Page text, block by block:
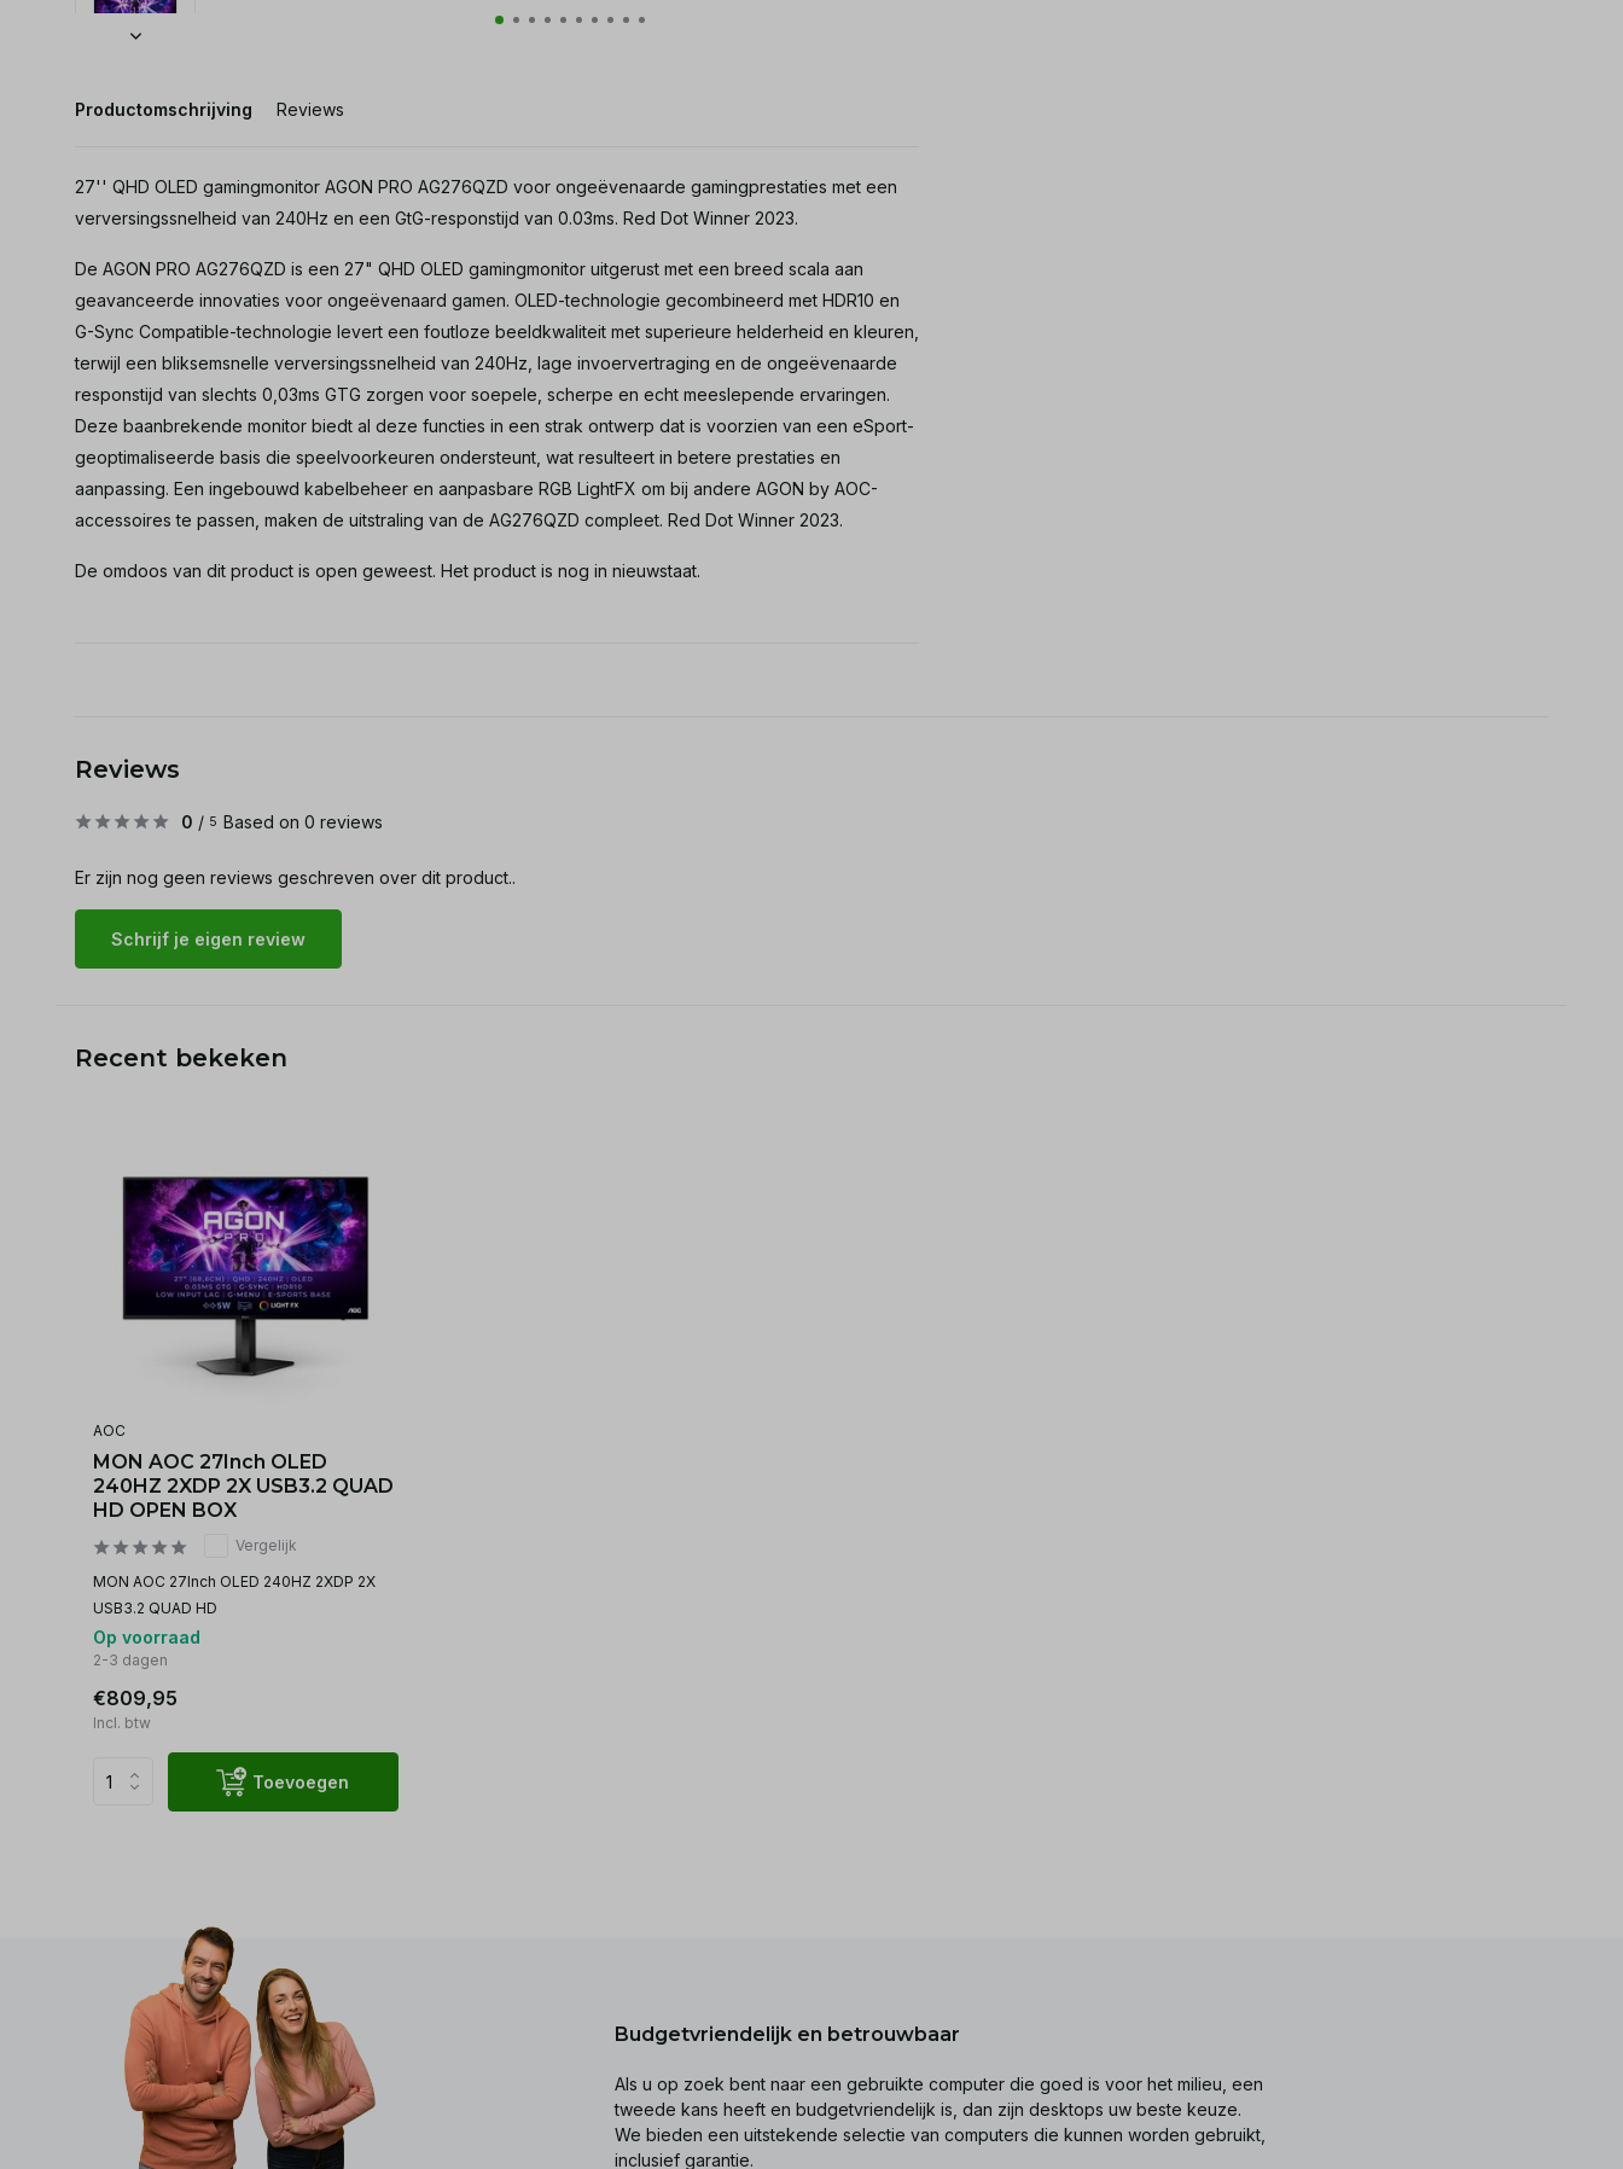
Productomschrijving Reviews
27'' QHD OLED gamingmonitor AGON PRO AG276QZD voor ongeëvenaarde gamingprestaties met een
verversingssnelheid van 240Hz en een GtG-responstijd van 0.03ms. Red Dot Winner 2023.
De AGON PRO AG276QZD is een 27" QHD OLED gamingmonitor uitgerust met een breed scala aan
geavanceerde innovaties voor ongeëvenaard gamen. OLED-technologie gecombineerd met HDR10 en
G-Sync Compatible-technologie levert een foutloze beeldkwaliteit met superieure helderheid en kleuren,
terwijl een bliksemsnelle verversingssnelheid van 240Hz, lage invoervertraging en de ongeëvenaarde
responstijd van slechts 0,03ms GTG zorgen voor soepele, scherpe en echt meeslepende ervaringen.
Deze baanbrekende monitor biedt al deze functies in een strak ontwerp dat is voorzien van een eSport-
geoptimaliseerde basis die speelvoorkeuren ondersteunt, wat resulteert in betere prestaties en
aanpassing. Een ingebouwd kabelbeheer en aanpasbare RGB LightFX om bij andere AGON by AOC-
accessoires te passen, maken de uitstraling van de AG276QZD compleet. Red Dot Winner 2023.
De omdoos van dit product is open geweest. Het product is nog in nieuwstaat.
Reviews
0 / 5 Based on 0 reviews
Er zijn nog geen reviews geschreven over dit product..
Schrijf je eigen review
Recent bekeken
AOC
MON AOC 27Inch OLED
240HZ 2XDP 2X USB3.2 QUAD
HD OPEN BOX
Vergelijk
MON AOC 27Inch OLED 240HZ 2XDP 2X
USB3.2 QUAD HD
Op voorraad
2-3 dagen
€809,95
Incl. btw
Toevoegen
Budgetvriendelijk en betrouwbaar
Als u op zoek bent naar een gebruikte computer die goed is voor het milieu, een
tweede kans heeft en budgetvriendelijk is, dan zijn desktops uw beste keuze.
We bieden een uitstekende selectie van computers die kunnen worden gebruikt,
inclusief garantie.